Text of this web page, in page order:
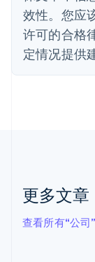
效性。您应
许可的合格
定情况提供
更多文章
查看所有“公司
法国
Français
芬兰
English
English
English